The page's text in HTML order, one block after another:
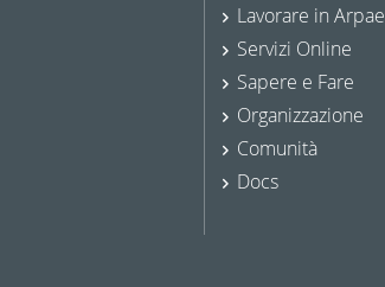
Lavorare in Arpae
Servizi Online
Sapere e Fare
Organizzazione
Comunità
Docs